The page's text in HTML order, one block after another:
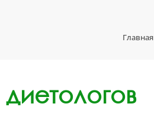
Главная